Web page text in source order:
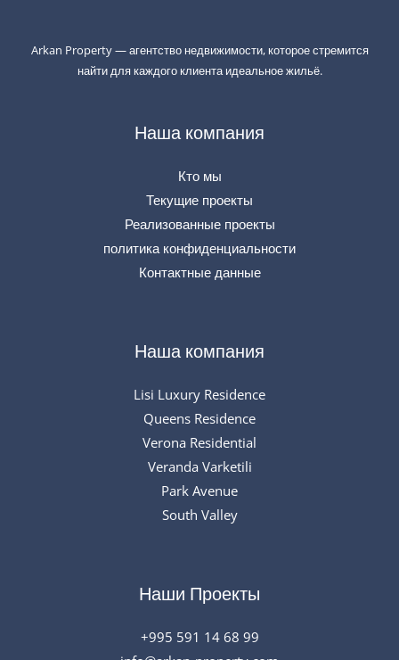
Arkan Property — агентство недвижимости, которое стремится
найти для каждого клиента идеальное жильё.
Наша компания
Кто мы
Текущие проекты
Реализованные проекты
политика конфиденциальности
Контактные данные
Наша компания
Lisi Luxury Residence
Queens Residence
Verona Residential
Veranda Varketili
Park Avenue
South Valley
Наши Проекты
+995 591 14 68 99